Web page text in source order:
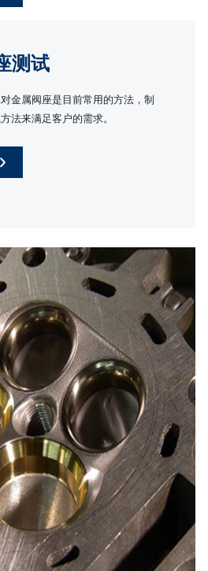
测试
金属阀座是目前常用的方法，制
法来满足客户的需求。